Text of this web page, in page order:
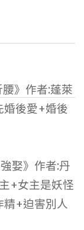
》作者:蓬萊
婚後愛+婚後
娶》作者:丹
+女主是妖怪
精+迫害別人